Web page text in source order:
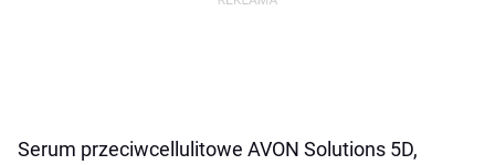
Serum przeciwcellulitowe AVON Solutions 5D,